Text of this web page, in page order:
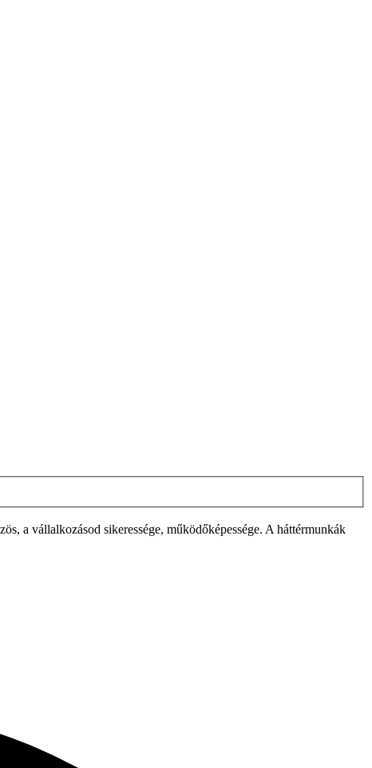
a vállalkozásod sikeressége, működőképessége. A háttérmunkák